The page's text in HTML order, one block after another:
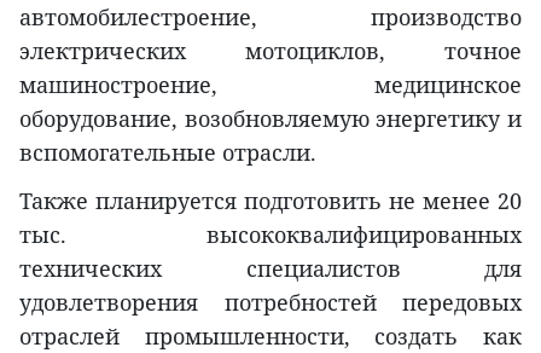
автомобилестроение, производство
электрических мотоциклов, точное
машиностроение, медицинское
оборудование, возобновляемую энергетику и
вспомогательные отрасли.
Также планируется подготовить не менее 20
тыс. высококвалифицированных
технических специалистов для
удовлетворения потребностей передовых
отраслей промышленности, создать как